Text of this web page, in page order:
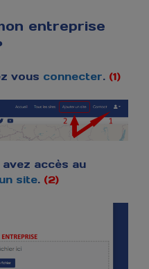
entreprise
vous connecter. (1)
accès au
site. (2)